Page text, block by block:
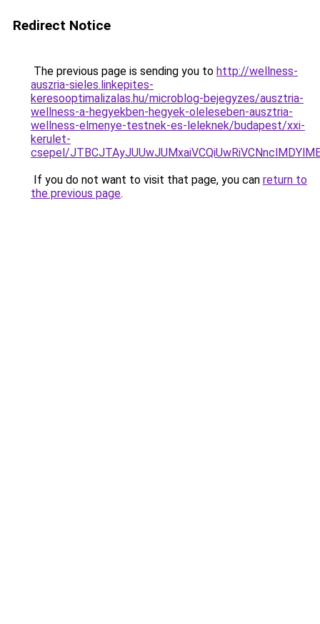
Redirect Notice
The previous page is sending you to http://wellness-
auszria-sieles.linkepites-
keresooptimalizalas.hu/microblog-bejegyzes/ausztria-
wellness-a-hegyekben-hegyek-oleleseben-ausztria-
wellness-elmenye-testnek-es-leleknek/budapest/xxi-
kerulet-
csepel/
If you do not want to visit that page, you can return to
the previous page.